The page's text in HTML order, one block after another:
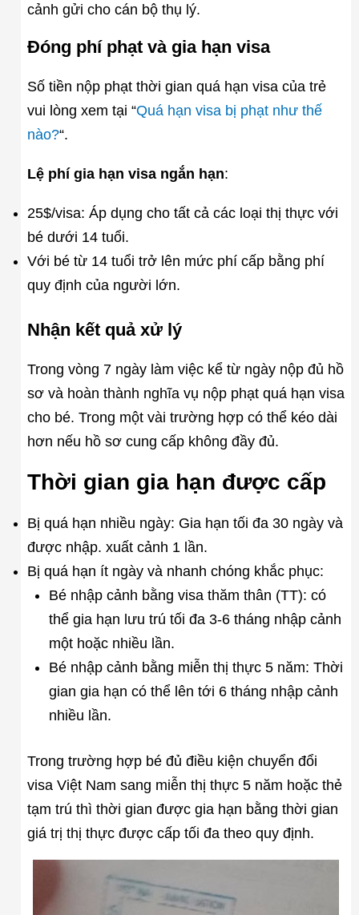
cảnh gửi cho cán bộ thụ lý.
Đóng phí phạt và gia hạn visa
Số tiền nộp phạt thời gian quá hạn visa của trẻ
vui lòng xem tại “Quá hạn visa bị phạt như thế
nào?“.
Lệ phí gia hạn visa ngắn hạn:
25$/visa: Áp dụng cho tất cả các loại thị thực với
bé dưới 14 tuổi.
Với bé từ 14 tuổi trở lên mức phí cấp bằng phí
quy định của người lớn.
Nhận kết quả xử lý
Trong vòng 7 ngày làm việc kể từ ngày nộp đủ hồ
sơ và hoàn thành nghĩa vụ nộp phạt quá hạn visa
cho bé. Trong một vài trường hợp có thể kéo dài
hơn nếu hồ sơ cung cấp không đầy đủ.
Thời gian gia hạn được cấp
Bị quá hạn nhiều ngày: Gia hạn tối đa 30 ngày và
được nhập. xuất cảnh 1 lần.
Bị quá hạn ít ngày và nhanh chóng khắc phục:
Bé nhập cảnh bằng visa thăm thân (TT): có
thể gia hạn lưu trú tối đa 3-6 tháng nhập cảnh
một hoặc nhiều lần.
Bé nhập cảnh bằng miễn thị thực 5 năm: Thời
gian gia hạn có thể lên tới 6 tháng nhập cảnh
nhiều lần.
Trong trường hợp bé đủ điều kiện chuyển đổi
visa Việt Nam sang miễn thị thực 5 năm hoặc thẻ
tạm trú thì thời gian được gia hạn bằng thời gian
giá trị thị thực được cấp tối đa theo quy định.